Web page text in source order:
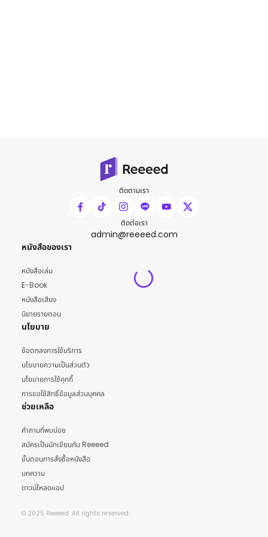
ติดตามเรา
ติดต่อเรา
admin@reeeed.com
หนังสือของเรา
หนังสือเล่ม
E-Book
หนังสือเสียง
นิยายรายตอน
นโยบาย
ข้อตกลงการใช้บริการ
นโยบายความเป็นส่วนตัว
นโยบายการใช้คุกกี้
การขอใช้สิทธิ์ข้อมูลส่วนบุคคล
ช่วยเหลือ
คำถามที่พบบ่อย
สมัครเป็นนักเขียนกับ Reeeed
ขั้นตอนการสั่งซื้อหนังสือ
บทความ
ดาวน์โหลดแอป
© 2025 Reeeed. All rights reserved.